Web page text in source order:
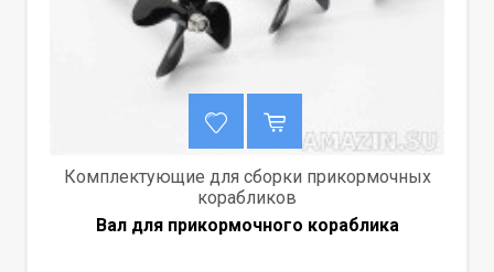
Комплектующие для сборки прикормочных
корабликов
Вал для прикормочного кораблика